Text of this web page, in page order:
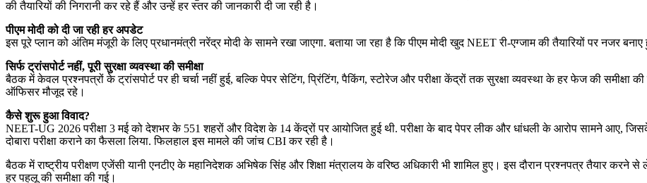
की तैयारियों की निगरानी कर रहे हैं और उन्हें हर स्तर की जानकारी दी जा रही है।
पीएम मोदी को दी जा रही हर अपडेट
इस पूरे प्लान को अंतिम मंजूरी के लिए प्रधानमंत्री नरेंद्र मोदी के सामने रखा जाएगा. बताया जा रहा है कि पीएम मोदी खुद NEET री-एग्जाम की तैयारियों पर नजर
सिर्फ ट्रांसपोर्ट नहीं, पूरी सुरक्षा व्यवस्था की समीक्षा
बैठक में केवल प्रश्नपत्रों के ट्रांसपोर्ट पर ही चर्चा नहीं हुई, बल्कि पेपर सेटिंग, प्रिंटिंग, पैकिंग, स्टोरेज और परीक्षा केंद्रों तक सुरक्षा व्यवस्था के हर फेज की
ऑफिसर मौजूद रहे।
कैसे शुरू हुआ विवाद?
NEET-UG 2026 परीक्षा 3 मई को देशभर के 551 शहरों और विदेश के 14 केंद्रों पर आयोजित हुई थी. परीक्षा के बाद पेपर लीक और धांधली के आरोप सामने आए, जिसके
दोबारा परीक्षा कराने का फैसला लिया. फिलहाल इस मामले की जांच CBI कर रही है।
बैठक में राष्ट्रीय परीक्षण एजेंसी यानी एनटीए के महानिदेशक अभिषेक सिंह और शिक्षा मंत्रालय के वरिष्ठ अधिकारी भी शामिल हुए। इस दौरान प्रश्नपत्र तैयार करने
हर पहलू की समीक्षा की गई।